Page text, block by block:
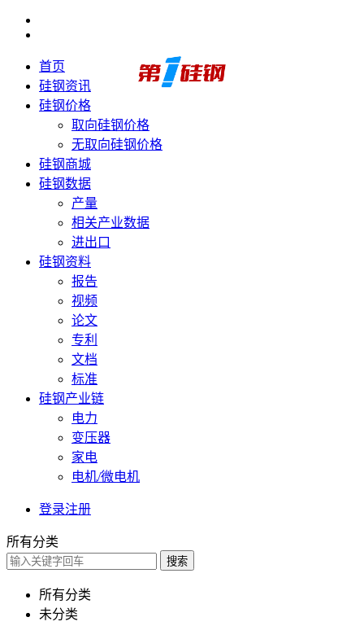
首页
硅钢资讯
硅钢价格
取向硅钢价格
无取向硅钢价格
硅钢商城
硅钢数据
产量
相关产业数据
进出口
硅钢资料
报告
视频
论文
专利
文档
标准
硅钢产业链
电力
变压器
家电
电机/微电机
登录注册
所有分类
搜索
所有分类
未分类